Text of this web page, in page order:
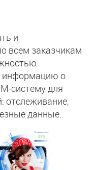
и
всем заказчикам
информацию о
систему для
отслеживание,
данные.